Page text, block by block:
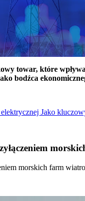
towar, które
bodźca
Jako
morskich farm